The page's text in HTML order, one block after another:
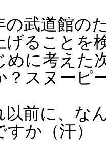
の武道館の
げることを
めに考えた
？スヌーピ
以前に、な
か（汗）